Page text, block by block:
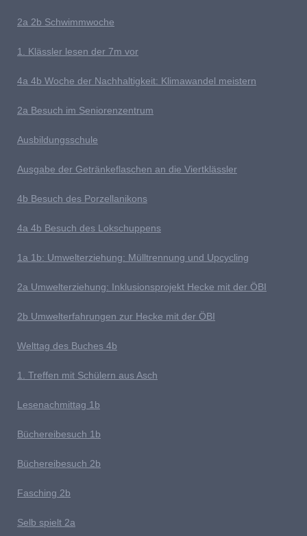
2a 2b Schwimmwoche
1. Klässler lesen der 7m vor
4a 4b Woche der Nachhaltigkeit: Klimawandel meistern
2a Besuch im Seniorenzentrum
Ausbildungsschule
Ausgabe der Getränkeflaschen an die Viertklässler
4b Besuch des Porzellanikons
4a 4b Besuch des Lokschuppens
1 a 1b: Umwelterziehung: Mülltrennung und Upcycling
2a Umwelterziehung: Inklusionsprojekt Hecke mit der ÖBI
2b Umwelterfahrungen zur Hecke mit der ÖBI
Welttag des Buches 4b
1 . Treffen mit Schülern aus Asch
Lesenachmittag 1b
Büchereibesuch 1b
Büchereibesuch 2b
Fasching 2b
Selb spielt 2a